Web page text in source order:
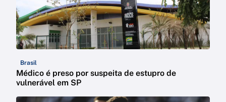
Brasil
Médico é preso por suspeita de estupro de
vulnerável em SP